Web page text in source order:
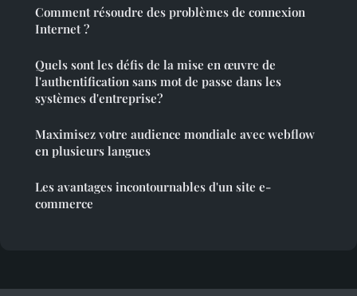
Comment résoudre des problèmes de connexion
Internet ?
Quels sont les défis de la mise en œuvre de
l'authentification sans mot de passe dans les
systèmes d'entreprise?
Maximisez votre audience mondiale avec webflow
en plusieurs langues
Les avantages incontournables d'un site e-
commerce